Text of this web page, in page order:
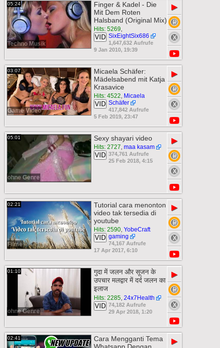
05:24
Techno Musik
Finger & Kadel - Die
Mit Dem Roten
Halsband (Original Mix)
Hits: 5269,
SixEightSix686
VID
1,647,632 Aufrufe
9 Jan 2010, 19:39
▶
03:07
Game Video
Micaela Schäfer:
Mädelsabend mit Katja
Krasavice
Hits: 4522, Micaela
Schäfer
VID
417,842 Aufrufe
5 Feb 2019, 23:47
▶
05:01
ohne Genre
Sexy shayari video
Hits: 2727, maa kasam
VID 374,761 Aufrufe
25 Feb 2018, 4:15
▶
02:21
Filme
Tutorial cara menonton
video tak tersedia di
youtube
Hits: 2590, YobeCraft
gaming
VID
74,167 Aufrufe
17 Apr 2017, 6:10
▶
01:10
ohne Genre
गुदा में जलन और सूजन के
उपचार मलद्वार में दर्द जलन का
इलाज
Hits: 2285, 24x7Health
VID 74,182 Aufrufe
29 Apr 2018, 1:20
▶
02:41
Cara Mengganti Tema
▶